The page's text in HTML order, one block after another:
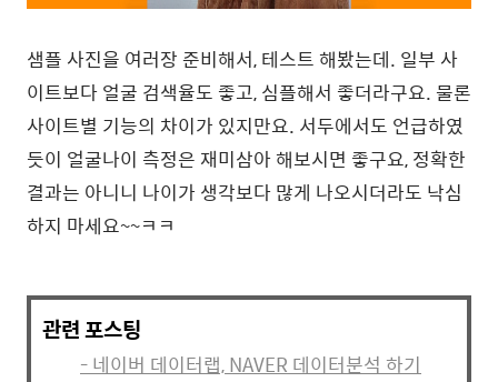
샘플 사진을 여러장 준비해서, 테스트 해봤는데. 일부 사
이트보다 얼굴 검색율도 좋고, 심플해서 좋더라구요. 물론
사이트별 기능의 차이가 있지만요. 서두에서도 언급하였
듯이 얼굴나이 측정은 재미삼아 해보시면 좋구요, 정확한
결과는 아니니 나이가 생각보다 많게 나오시더라도 낙심
하지 마세요~~ㅋㅋ
관련 포스팅
- 네이버 데이터랩, NAVER 데이터분석 하기